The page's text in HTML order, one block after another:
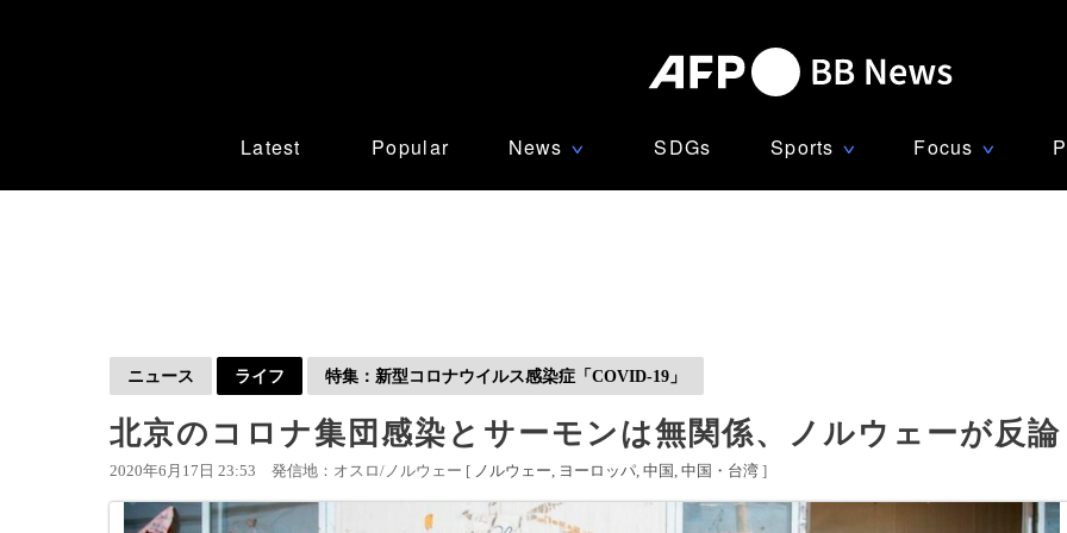
Latest Popular News ∨ SDGs Sports ∨ Focus ∨
ニュース ライフ 特集：新型コロナウイルス感染症「COVID-19」
北京のコロナ集団感染とサーモンは無関係、ノルウェーが反論
2020年6月17日 23:53 発信地：オスロ/ノルウェー [ ノルウェー ヨーロッパ 中国 中国・台湾 ]